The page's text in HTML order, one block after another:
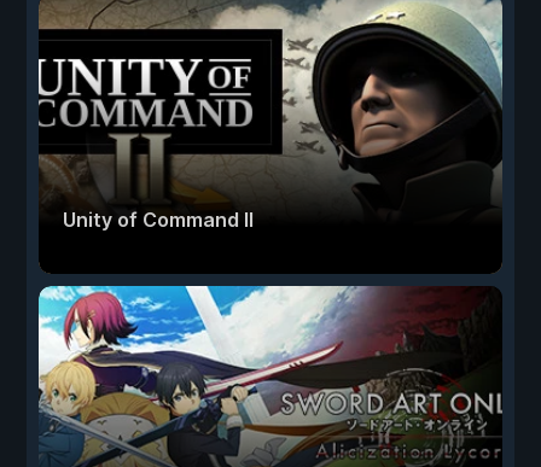
Unity of Command II